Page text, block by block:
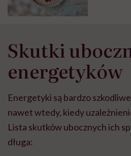
Skutki
energetyków
Energetyki są bardzo
nawet wtedy, kiedy
Lista skutków ubocznych ich
długa: